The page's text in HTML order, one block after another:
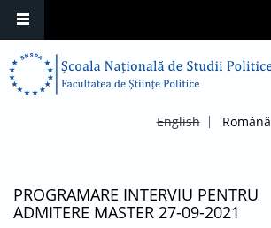
English Română
PROGRAMARE INTERVIU PENTRU
ADMITERE MASTER 27-09-2021